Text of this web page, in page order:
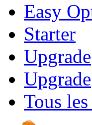
Easy
Starter
Upgrade
Upgrade
Tous